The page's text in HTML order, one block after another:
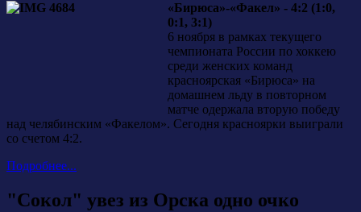
«Бирюса»-«Факел» - 4:2 (1:0,
0:1, 3:1)
6 ноября в рамках текущего
чемпионата России по хоккею
среди женских команд
красноярская «Бирюса» на
домашнем льду в повторном
матче одержала вторую победу
над челябинским «Факелом». Сегодня красноярки выиграли
со счетом 4:2.
Подробнее...
"Сокол" увез из Орска одно очко